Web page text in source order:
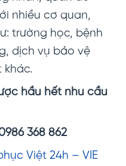
nhiều cơ quan,
trường học, bệnh
dịch vụ bảo vệ
khác.
hầu hết nhu cầu
368 862
Việt 24h – VIE